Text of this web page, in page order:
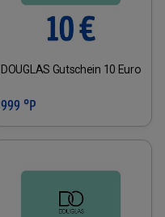
DOUGLAS Gutschein 10 Euro
999 °P